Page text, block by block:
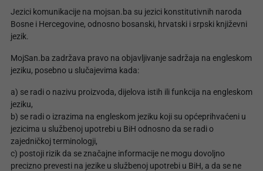
Jezici komunikacije na mojsan.ba su jezici konstitutivnih naroda
Bosne i Hercegovine, odnosno bosanski, hrvatski i srpski književni
jezik.
MojSan.ba zadržava pravo na objavljivanje sadržaja na engleskom
jeziku, posebno u slučajevima kada:
a) se radi o nazivu proizvoda, dijelova istih ili funkcija na engleskom
jeziku,
b) se radi o izrazima na engleskom jeziku koji su općeprihvaćeni u
jezicima u službenoj upotrebi u BiH odnosno da se radi o
zajedničkoj terminologji,
c) postoji rizik da se značajne informacije ne mogu dovoljno
precizno prevesti na jezike u službenoj upotrebi u BiH, a da se ne